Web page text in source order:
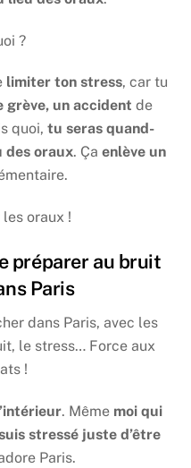
?
limiter ton stress, car tu
grève, un accident de
quoi, tu seras quand-
des oraux. Ça enlève un
oraux !
préparer au bruit
Paris
dans Paris, avec les
le stress… Force aux
!
. Même moi qui
stressé juste d’être
Paris.